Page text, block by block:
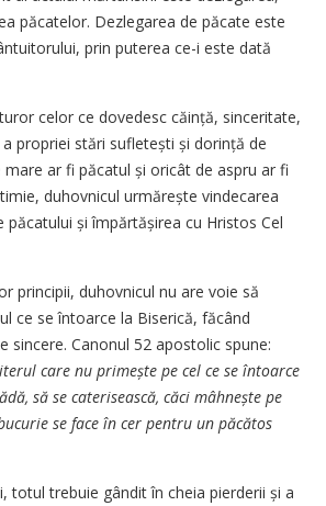
păcatelor. Dezlegarea de păcate este
prin puterea ce-i este dată
celor ce dove­desc căință, sinceritate,
propriei stări sufletești și dorință de
ar fi păcatul și oricât de aspru ar fi
duhov­ni­cul urmărește vindecarea
păcatului și împărtășirea cu Hristos Cel
principii, duhovnicul nu are voie să
ce se întoarce la Biserică, făcând
sincere. Canonul 52 apostolic spune:
care nu primește pe cel ce se întoarce
să se caterisească, căci mâh­nește pe
se face în cer pentru un păcătos
totul trebuie gândit în cheia pierderii și a